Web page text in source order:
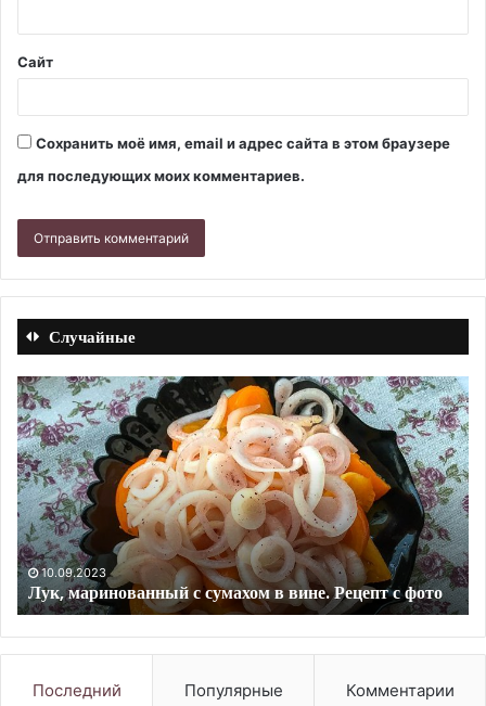
Сайт
Сохранить моё имя, email и адрес сайта в этом браузере
для последующих моих комментариев.
Случайные
Лук,
маринованный
с
сумахом
в
вине.
Рецепт
с
фото10.09.2023
Лук, маринованный с сумахом в вине. Рецепт с фото
из
в
с
Последний Популярные Комментарии